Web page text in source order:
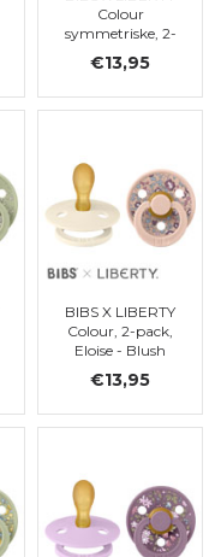
Colour
symmetriske, 2-
pack, Capel -
Blush Mix,
€13,95
BIBS X LIBERTY
Colour, 2-pack,
Eloise - Blush
t. 2
€13,95